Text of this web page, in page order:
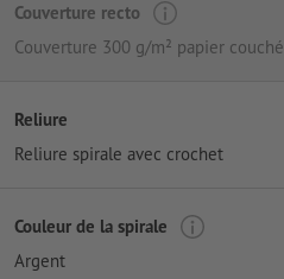
Couverture recto
Couverture 300 g/m² papier couché
Reliure
Reliure spirale avec crochet
Couleur de la spirale
Argent